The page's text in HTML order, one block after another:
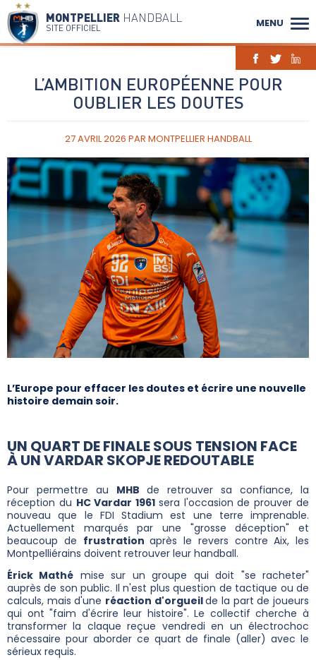
MONTPELLIERHANDBALL
SITE OFFICIEL MENU
L’AMBITION EUROPÉENNE POUR
OUBLIER LES DOUTES
27 AVRIL 2026 PAR MONTPELLIER HANDBALL
L’Europe pour effacer les doutes et écrire une nouvelle
histoire demain soir.
UN QUART DE FINALE SOUS TENSION FACE
À UN VARDAR SKOPJE REDOUTABLE
Pour permettre au MHB de retrouver sa confiance, la
réception du HC Vardar 1961 sera l'occasion de prouver de
nouveau que le FDI Stadium est une terre imprenable.
Actuellement marqués par une "grosse déception" et
beaucoup de frustrationaprès le revers contre Aix, les
Montpelliérains doivent retrouver leur handball.
Érick Mathé mise sur un groupe qui doit "se racheter"
auprès de son public. Il n'est plus question de tactique ou de
calculs, mais d'une réaction d'orgueilde la part de joueurs
qui ont "faim d'écrire leur histoire". Le collectif cherche à
transformer la claque reçue vendredi en un électrochoc
nécessaire pour aborder ce quart de finale (aller) avec le
sérieux requis.